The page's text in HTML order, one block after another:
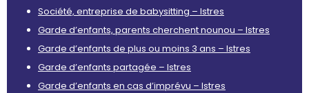
Société, entreprise de babysitting – Istres
Garde d’enfants, parents cherchent nounou – Istres
Garde d’enfants de plus ou moins 3 ans – Istres
Garde d’enfants partagée – Istres
Garde d’enfants en cas d’imprévu – Istres